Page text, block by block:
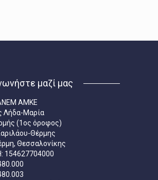
μαζί μας
ΑΜΚΕ
Λήδα-Μαρία
(1ος όροφος)
Θέρμης
Θεσσαλονίκης
154627704000